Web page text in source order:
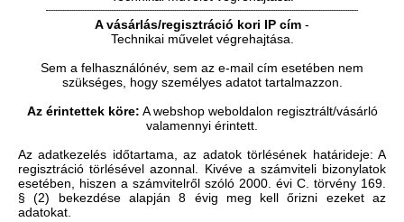
A vásárlás/regisztráció kori IP cím -
Technikai művelet végrehajtása.
Sem a felhasználónév, sem az e-mail cím esetében nem
szükséges, hogy személyes adatot tartalmazzon.
Az érintettek köre: A webshop weboldalon regisztrált/vásárló
valamennyi érintett.
Az adatkezelés időtartama, az adatok törlésének határideje: A
regisztráció törlésével azonnal. Kivéve a számviteli bizonylatok
esetében, hiszen a számvitelről szóló 2000. évi C. törvény 169.
§ (2) bekezdése alapján 8 évig meg kell őrizni ezeket az
adatokat.